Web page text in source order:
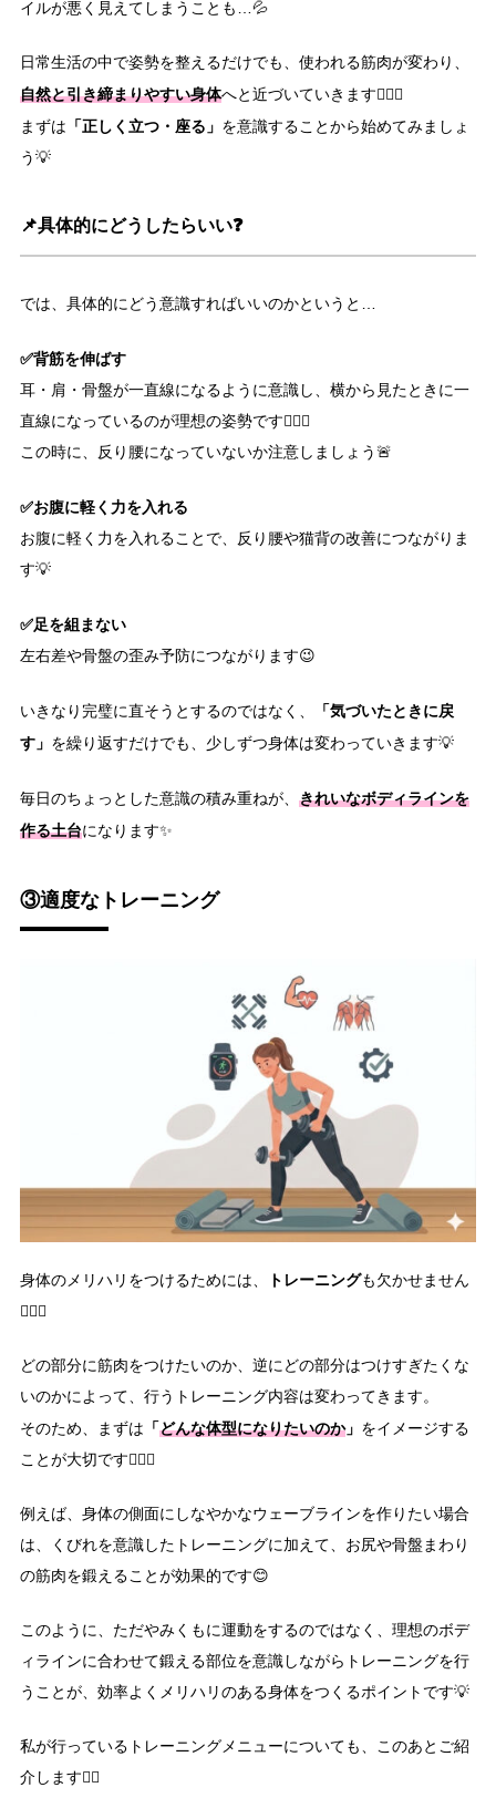
イルが悪く見えてしまうことも…💦
日常生活の中で姿勢を整えるだけでも、使われる筋肉が変わり、
自然と引き締まりやすい身体へと近づいていきます🧘🏻‍♀️
まずは 「正しく立つ・座る」 を意識することから始めてみましょ
う💡
📌具体的にどうしたらいい❓
では、具体的にどう意識すればいいのかというと…
✅背筋を伸ばす
耳・肩・骨盤が一直線になるように意識し、横から見たときに一
直線になっているのが理想の姿勢です🧘🏻‍♀️
この時に、反り腰になっていないか注意しましょう🚨
✅お腹に軽く力を入れる
お腹に軽く力を入れることで、反り腰や猫背の改善につながりま
す💡
✅足を組まない
左右差や骨盤の歪み予防につながります😉
いきなり完璧に直そうとするのではなく、
「気づいたときに戻
す」 を繰り返すだけでも、少しずつ身体は変わっていきます💡
毎日のちょっとした意識の積み重ねが、 きれいなボディラインを
作る土台になります✨
③適度なトレーニング
身体のメリハリをつけるためには、 トレーニングも欠かせません
🏋🏻‍♀️
どの部分に筋肉をつけたいのか、逆にどの部分はつけすぎたくな
いのかによって、行うトレーニング内容は変わってきます。
そのため、まずは 「 どんな体型になりたいのか」 をイメージする
ことが大切です💁🏻‍♀️
例えば、身体の側面にしなやかなウェーブラインを作りたい場合
は、くびれを意識したトレーニングに加えて、お尻や骨盤まわり
の筋肉を鍛えることが効果的です😊
このように、ただやみくもに運動をするのではなく、理想のボデ
ィラインに合わせて鍛える部位を意識しながらトレーニングを行
うことが、効率よくメリハリのある身体をつくるポイントです💡
私が行っているトレーニングメニューについても、このあとご紹
介します👇🏻